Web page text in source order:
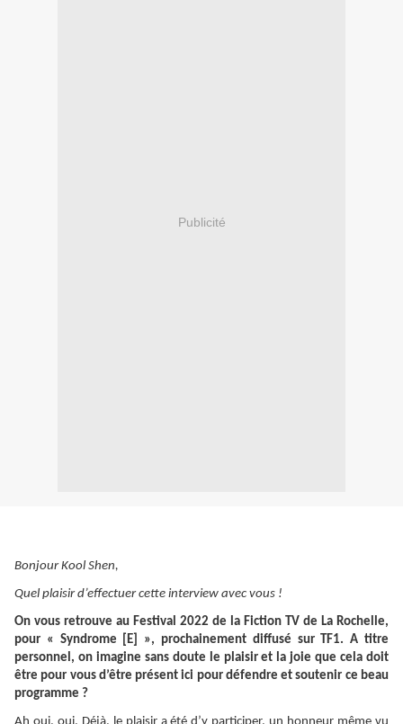
Publicité
Bonjour Kool Shen,
Quel plaisir d’effectuer cette interview avec vous !
On vous retrouve au Festival 2022 de la Fiction TV de La Rochelle,
pour « Syndrome [E] », prochainement diffusé sur TF1. A titre
personnel, on imagine sans doute le plaisir et la joie que cela doit
être pour vous d’être présent ici pour défendre et soutenir ce beau
programme ?